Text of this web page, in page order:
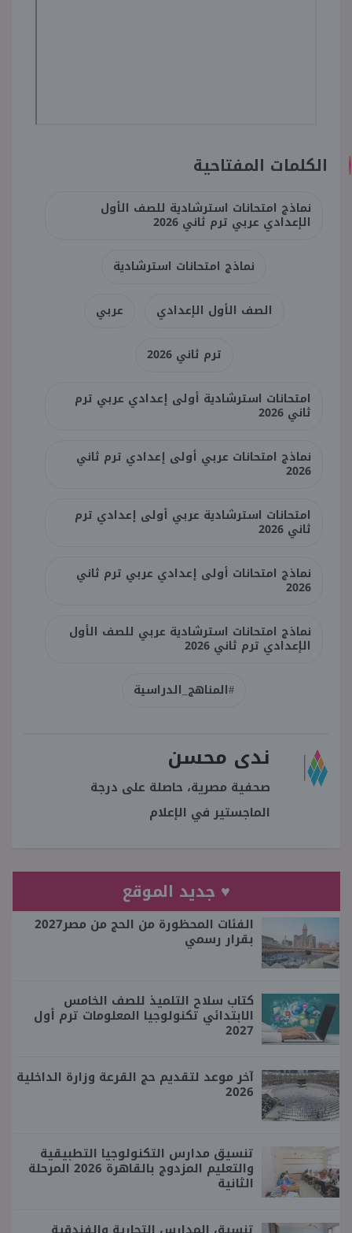
الكلمات المفتاحية
نماذج امتحانات استرشادية للصف الأول
الإعدادي عربي ترم ثاني 2026
نماذج امتحانات استرشادية
الصف الأول الإعدادي عربي
ترم ثاني 2026
امتحانات استرشادية أولى إعدادي عربي ترم
ثاني 2026
نماذج امتحانات عربي أولى إعدادي ترم ثاني
2026
امتحانات استرشادية عربي أولى إعدادي ترم
ثاني 2026
نماذج امتحانات أولى إعدادي عربي ترم ثاني
2026
نماذج امتحانات استرشادية عربي للصف الأول
الإعدادي ترم ثاني 2026
#المناهج_الدراسية
ندى محسن
صحفية مصرية، حاصلة على درجة
الماجستير في الإعلام
♥ جديد الموقع
الفئات المحظورة من الحج من مصر2027
بقرار رسمي
كتاب سلاح التلميذ للصف الخامس
الابتدائي تكنولوجيا المعلومات ترم أول
2027
آخر موعد لتقديم حج القرعة وزارة الداخلية
2026
تنسيق مدارس التكنولوجيا التطبيقية
والتعليم المزدوج بالقاهرة 2026 المرحلة
الثانية